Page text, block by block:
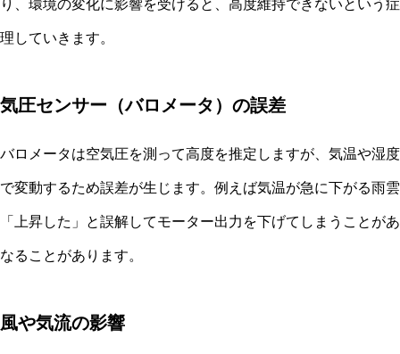
り、環境の変化に影響を受けると、高度維持できないという
理していきます。
気圧センサー（バロメータ）の誤差
バロメータは空気圧を測って高度を推定しますが、気温や湿
で変動するため誤差が生じます。例えば気温が急に下がる雨
「上昇した」と誤解してモーター出力を下げてしまうことが
なることがあります。
風や気流の影響